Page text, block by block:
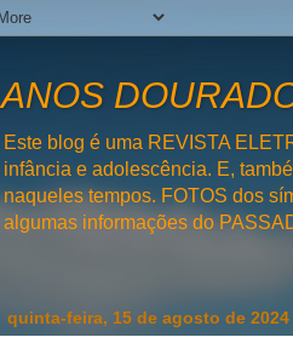
ANOS
Este blog é uma REVISTA
infância e adolescência. E,
naqueles tempos. FOTOS dos
algumas informações do
quinta-feira, 15 de agosto de 2024